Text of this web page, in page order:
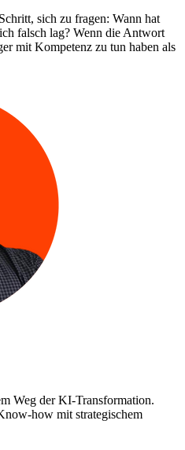
sich zu fragen: Wann hat
falsch lag? Wenn die Antwort
mit Kompetenz zu tun haben als
Weg der KI-Transformation.
how mit strategischem